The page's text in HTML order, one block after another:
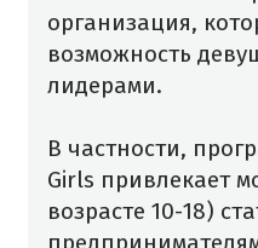
организация,
возможность
лидерами.
В частности,
Girls привлекает
возрасте 10-18)